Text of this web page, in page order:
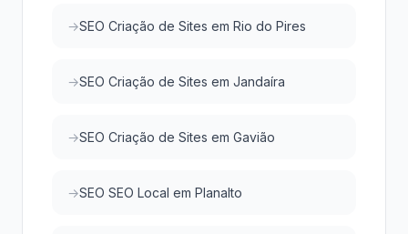
SEO Criação de Sites em Rio do Pires
SEO Criação de Sites em Jandaíra
SEO Criação de Sites em Gavião
SEO SEO Local em Planalto